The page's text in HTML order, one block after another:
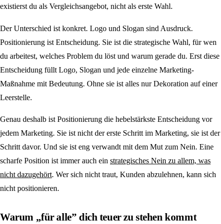
existierst du als Vergleichsangebot, nicht als erste Wahl.
Der Unterschied ist konkret. Logo und Slogan sind Ausdruck.
Positionierung ist Entscheidung. Sie ist die strategische Wahl, für wen
du arbeitest, welches Problem du löst und warum gerade du. Erst diese
Entscheidung füllt Logo, Slogan und jede einzelne Marketing-
Maßnahme mit Bedeutung. Ohne sie ist alles nur Dekoration auf einer
Leerstelle.
Genau deshalb ist Positionierung die hebelstärkste Entscheidung vor
jedem Marketing. Sie ist nicht der erste Schritt im Marketing, sie ist der
Schritt davor. Und sie ist eng verwandt mit dem Mut zum Nein. Eine
scharfe Position ist immer auch ein strategisches Nein zu allem, was
nicht dazugehört. Wer sich nicht traut, Kunden abzulehnen, kann sich
nicht positionieren.
Warum „für alle” dich teuer zu stehen kommt